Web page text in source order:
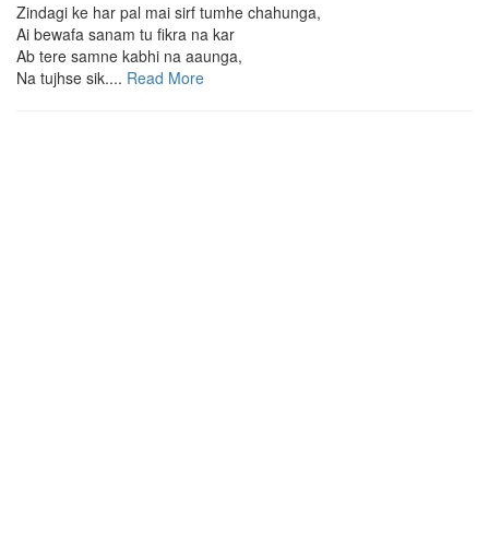
Zindagi ke har pal mai sirf tumhe chahunga,
Ai bewafa sanam tu fikra na kar
Ab tere samne kabhi na aaunga,
Na tujhse sik.... Read More